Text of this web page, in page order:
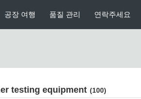
공장 여행 품질 관리 연락주세요
testing equipment (100)